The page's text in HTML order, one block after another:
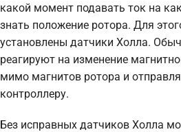
какой момент подавать ток на
знать положение ротора. Для
установлены датчики Холла.
реагируют на изменение
мимо магнитов ротора и
контроллеру.
Без исправных датчиков Холла